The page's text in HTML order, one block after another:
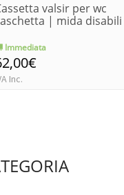
valsir per wc
| mida disabili
Immediata
Inc.